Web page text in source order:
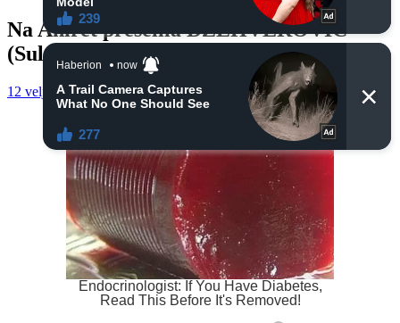
Na Ahiret preselila DŽEHVEROVIĆ
(Sulejman) ZEJNEBA
12 veljače, 2025 haberhana POČETNA